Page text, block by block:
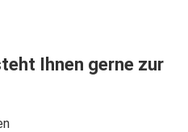
Ihnen gerne zur